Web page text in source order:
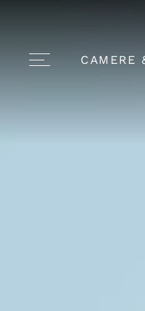
CAMERE